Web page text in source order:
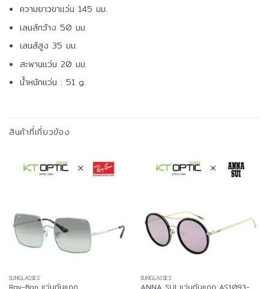
ความยาวขาแว่น 145 มม.
เลนส์กว้าง 50 มม.
เลนส์สูง 35 มม.
สะพานแว่น 20 มม.
น้ำหนักแว่น : 51 g.
สินค้าที่เกี่ยวข้อง
SUNGLASSES SUNGLASSES